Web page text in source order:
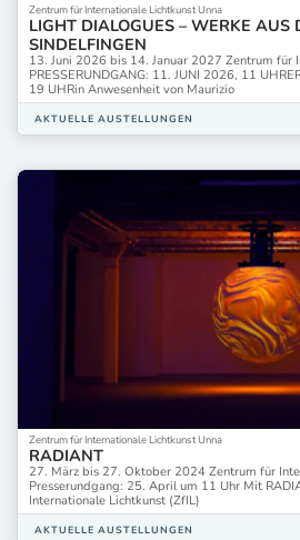
Zentrum für Internationale Lichtkunst Unna
LIGHT DIALOGUES – WERKE AUS
SINDELFINGEN
13. Juni 2026 bis 14. Januar 2027 Zentrum für
PRESSERUNDGANG: 11. JUNI 2026, 11
19 UHRin Anwesenheit von Maurizio
AKTUELLE AUSTELLUNGEN
Zentrum für Internationale Lichtkunst Unna
RADIANT
27. März bis 27. Oktober 2024 Zentrum für
Presserundgang: 25. April um 11 Uhr Mit
Internationale Lichtkunst (ZfIL)
AKTUELLE AUSTELLUNGEN